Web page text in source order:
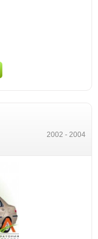
2002 - 2004